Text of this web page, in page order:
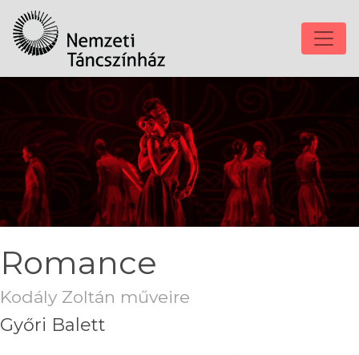
Romance
Kodály Zoltán műveire
Győri Balett